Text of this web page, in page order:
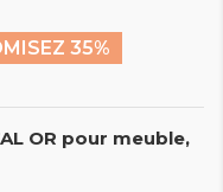
35%
OR pour meuble,